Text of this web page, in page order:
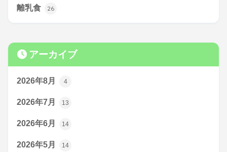
離乳食 26
アーカイブ
2026年8月 4
2026年7月 13
2026年6月 14
2026年5月 14